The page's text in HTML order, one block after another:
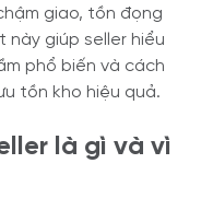
giao, tồn đọng
này giúp seller hiểu
phổ biến và cách
tồn kho hiệu quả.
là gì và vì